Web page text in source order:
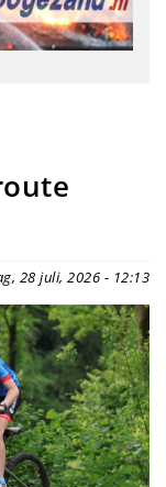
28 juli, 2026 - 12:13